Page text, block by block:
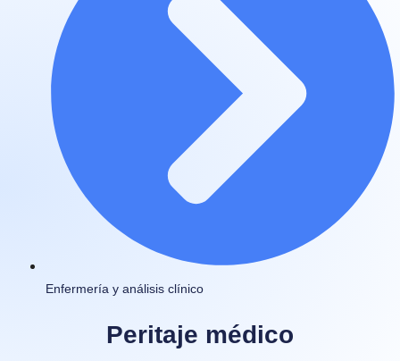
Enfermería y análisis clínico
Peritaje médico